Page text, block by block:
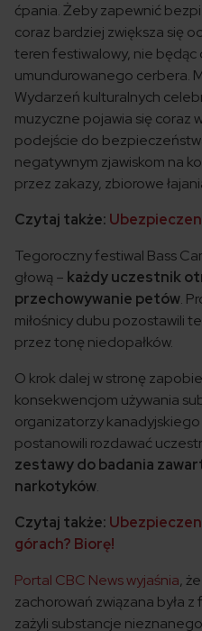
ćpania. Żeby zapewnić
coraz bardziej zwiększa się
teren festiwalowy, nie
umundurowanego cerbera.
Wydarzeń kulturalnych
muzyczne pojawia się coraz
podejście do
negatywnym zjawiskom na
przez zakazy, zbiorowe
Czytaj także:
Tegoroczny festiwal Bass
głową – każdy uczestnik
przechowywanie petów.
miłośnicy dubu pozostawili
przez tonę niedopałków.
O krok dalej w stronę
konsekwencjom używania
organizatorzy
postanowili rozdawać
zestawy do badania
narkotyków.
Czytaj także:
górach? Biorę!
Portal CBC News wyjaśnia,
zachorowań związana była
zażyli substancje